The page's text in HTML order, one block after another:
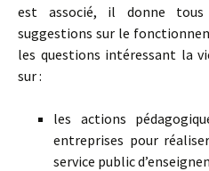
est associé, il donne
suggestions sur le
les questions intéressant la
sur :
les actions
entreprises pour
service public